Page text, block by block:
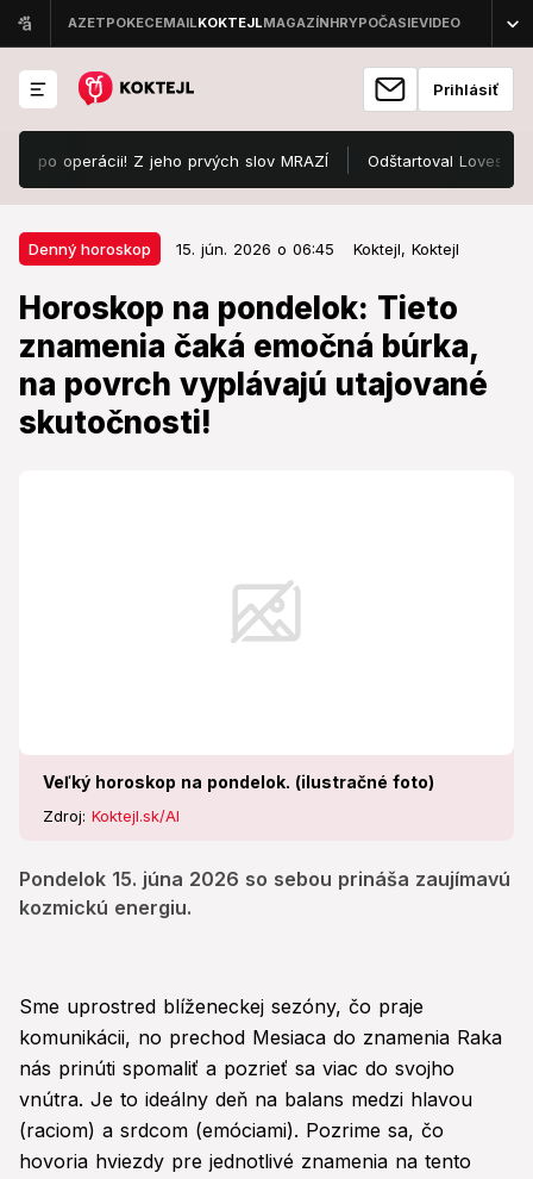
Prihlásiť
Z jeho prvých slov MRAZÍ Odštartoval Lovestream
Denný horoskop 15. jún. 2026 o 06:45 Koktejl, Koktejl
Horoskop na pondelok: Tieto
znamenia čaká emočná búrka,
na povrch vyplávajú utajované
skutočnosti!
Veľký horoskop na pondelok. (ilustračné foto)
Zdroj: Koktejl.sk/AI
Pondelok 15. júna 2026 so sebou prináša zaujímavú
kozmickú energiu.
Denný horoskop 15. jún. 2026 o 06:45
Horoskop na pondelok: Tieto
znamenia čaká emočná búrka, na
povrch vyplávajú utajované
skutočnosti!
Sme uprostred blíženeckej sezóny, čo praje
komunikácii, no prechod Mesiaca do znamenia Raka
nás prinúti spomaliť a pozrieť sa viac do svojho
vnútra. Je to ideálny deň na balans medzi hlavou
(raciom) a srdcom (emóciami). Pozrime sa, čo
hovoria hviezdy pre jednotlivé znamenia na tento